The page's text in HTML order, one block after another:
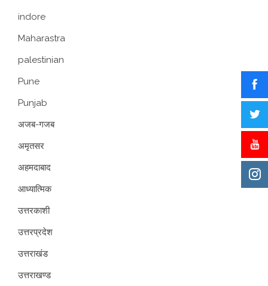
indore
Maharastra
palestinian
Pune
Punjab
अजब-गजब
अमृतसर
अहमदाबाद
आध्यात्मिक
उत्तरकाशी
उत्तरप्रदेश
उत्तराखंड
उत्तराखण्ड